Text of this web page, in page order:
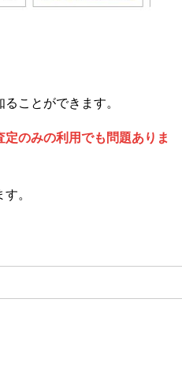
ことができます。
定のみの利用でも問題ありま
。